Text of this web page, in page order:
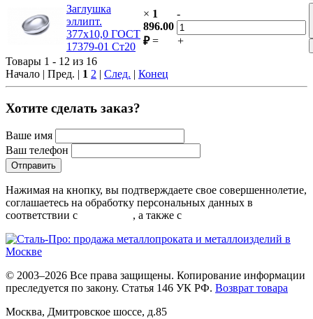
Заглушка
эллипт.
377х10,0 ГОСТ
17379-01 Ст20
× 1
896.00
₽ =
-
+
Товары 1 - 12 из 16
Начало | Пред. | 1 2 | След. | Конец
Хотите сделать заказ?
Ваше имя
Ваш телефон
Нажимая на кнопку, вы подтверждаете свое совершеннолетие,
соглашаетесь на обработку персональных данных в
соответствии с
, а также с
© 2003–2026 Все права защищены. Копирование информации
преследуется по закону. Статья 146 УК РФ. Возврат товара
Москва, Дмитровское шоссе, д.85